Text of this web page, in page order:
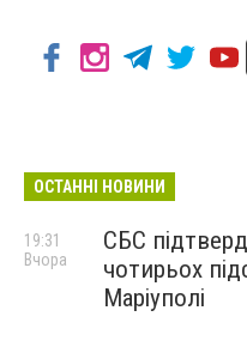
ОСТАННІ НОВИНИ
СБС
чотирьох
Маріуполі
19:31
Вчора